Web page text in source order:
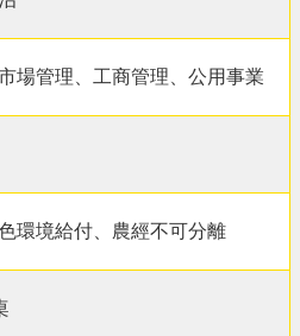
場管理、工商管理、公用事業
環境給付、農經不可分離